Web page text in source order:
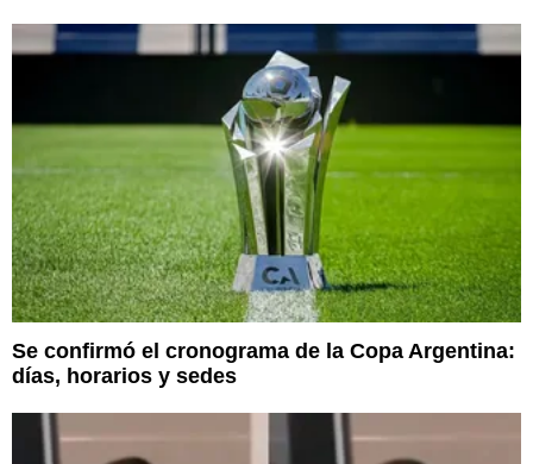
Se confirmó el cronograma de la Copa Argentina:
días, horarios y sedes